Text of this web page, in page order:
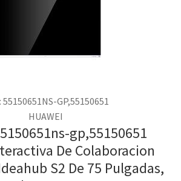
55150651NS-GP,55150651
HUAWEI
gp,55150651
De Colaboracion
S2 De 75 Pulgadas,